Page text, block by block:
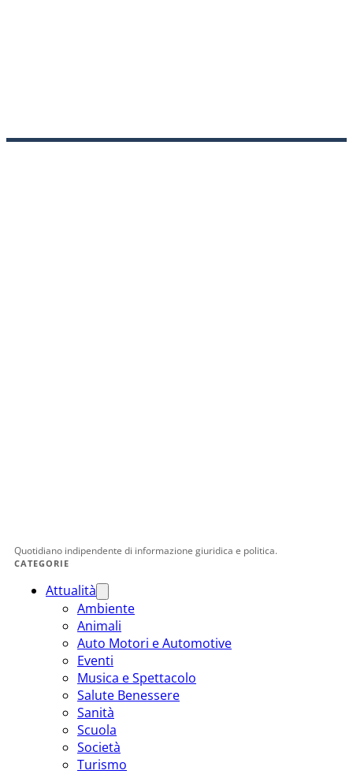
Quotidiano indipendente di informazione giuridica e politica.
CATEGORIE
Attualità
Ambiente
Animali
Auto Motori e Automotive
Eventi
Musica e Spettacolo
Salute Benessere
Sanità
Scuola
Società
Turismo